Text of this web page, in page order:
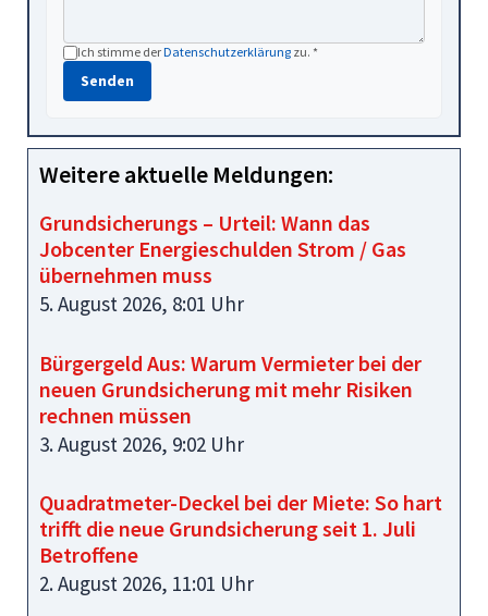
Ich stimme derDatenschutzerklärung zu. *
Senden
Weitere aktuelle Meldungen:
Grundsicherungs – Urteil: Wann das
Jobcenter Energieschulden Strom / Gas
übernehmen muss
5. August 2026, 8:01 Uhr
Bürgergeld Aus: Warum Vermieter bei der
neuen Grundsicherung mit mehr Risiken
rechnen müssen
3. August 2026, 9:02 Uhr
Quadratmeter-Deckel bei der Miete: So hart
trifft die neue Grundsicherung seit 1. Juli
Betroffene
2. August 2026, 11:01 Uhr